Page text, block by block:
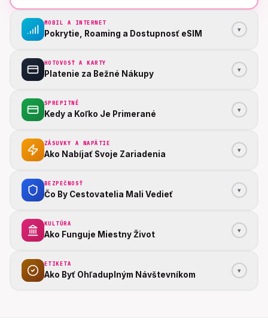
MOBIL A INTERNET
Pokrytie, Roaming a Dostupnosť eSIM ▾
HOTOVOSŤ A KARTY
Platenie za Bežné Nákupy ▾
SPREPITNÉ
Kedy a Koľko Je Primerané ▾
ZÁSUVKY A NAPÄTIE
Ako Nabíjať Svoje Zariadenia ▾
BEZPEČNOSŤ
Čo By Cestovatelia Mali Vedieť ▾
KULTÚRA
Ako Funguje Miestny Život ▾
ETIKETA
Ako Byť Ohľaduplným Návštevníkom ▾